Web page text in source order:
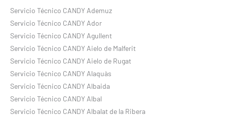
Servicio Técnico CANDY Ademuz
Servicio Técnico CANDY Ador
Servicio Técnico CANDY Agullent
Servicio Técnico CANDY Aielo de Malferit
Servicio Técnico CANDY Aielo de Rugat
Servicio Técnico CANDY Alaquàs
Servicio Técnico CANDY Albaida
Servicio Técnico CANDY Albal
Servicio Técnico CANDY Albalat de la Ribera